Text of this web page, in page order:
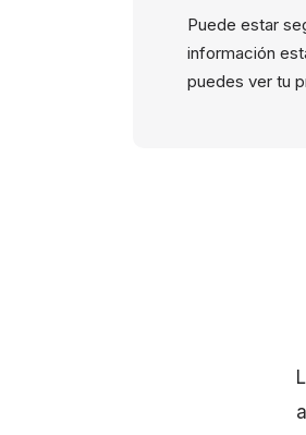
Puede estar
información
puedes ver tu